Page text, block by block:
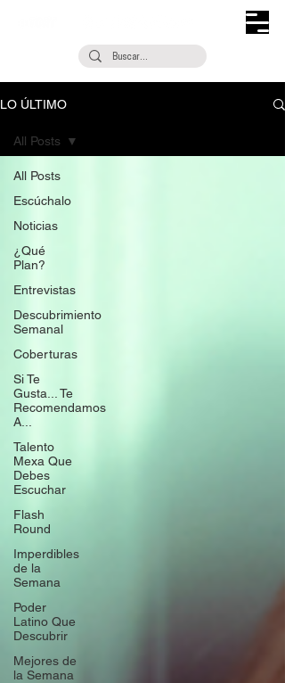
LO ÚLTIMO
All Posts
Escúchalo
Noticias
¿Qué
Plan?
Entrevistas
Descubrimiento
Semanal
Coberturas
Si Te
Gusta... Te
Recomendamos
A...
Talento
Mexa Que
Debes
Escuchar
Flash
Round
Imperdibles
de la
Semana
Poder
Latino Que
Descubrir
Mejores de
la Semana
All Posts